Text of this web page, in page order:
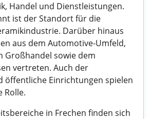
Handel und Dienstleistungen.
ist der Standort für die
Darüber hinaus
aus dem Automotive-Umfeld,
Großhandel sowie dem
vertreten. Auch der
öffentliche Einrichtungen spielen
Rolle.
in Frechen finden sich